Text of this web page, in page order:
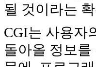
될 것이라는
CGI는 사용자
돌아올 정보